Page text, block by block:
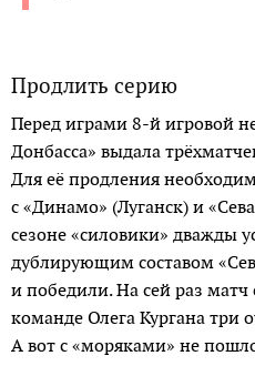
Продлить серию
Перед играми 8-й игровой
Донбасса» выдала
Для её продления
с «Динамо» (Луганск) и
сезоне «силовики» дважды
дублирующим составом
и победили. На сей раз
команде Олега Кургана три
А вот с «моряками» не